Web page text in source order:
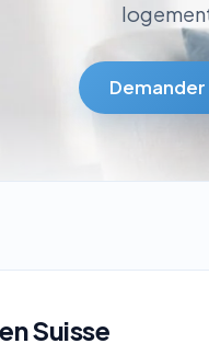
Suisse